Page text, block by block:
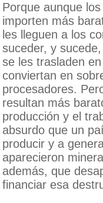
Porque aunque
importen más
les lleguen a los
suceder, y
se les trasladen
conviertan en
procesadores.
resultan más
producción y el
absurdo que un
producir y a
aparecieron
además, que
financiar esa